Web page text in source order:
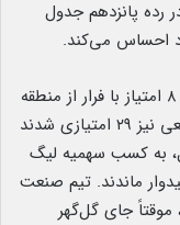
همچنان در رده پانزدهم جدول
احساس می‌کند.
پدیده در مشهد مغلوب مس رفسنجان شد تا ۸ امتیاز با فرار از منطقه
سقوط فاصله داشته باشد. شاگردان محمد ربیعی نیز ۲۹ امتیازی شدند
به کسب سهمیه لیگ
ماندند. تیم صنعت
گذشت تا با ۲۵ امتیاز، موقتاً جای گل‌گهر